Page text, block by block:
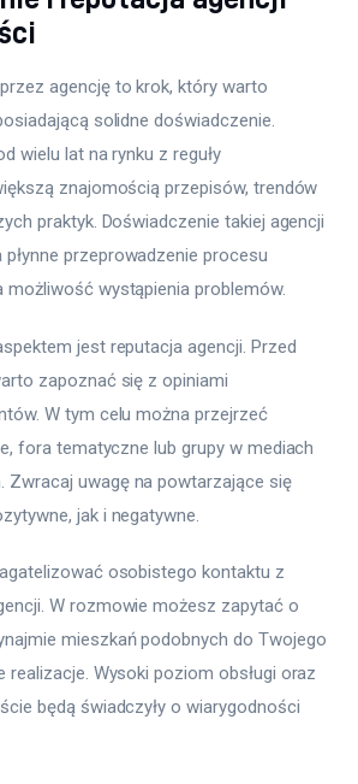
agencję to krok, który warto
solidne doświadczenie.
wielu lat na rynku z reguły
znajomością przepisów, trendów
praktyk. Doświadczenie takiej agencji
przeprowadzenie procesu
możliwość wystąpienia problemów.
jest reputacja agencji. Przed
zapoznać się z opiniami
W tym celu można przejrzeć
fora tematyczne lub grupy w mediach
Zwracaj uwagę na powtarzające się
jak i negatywne.
osobistego kontaktu z
W rozmowie możesz zapytać o
mieszkań podobnych do Twojego
Wysoki poziom obsługi oraz
będą świadczyły o wiarygodności